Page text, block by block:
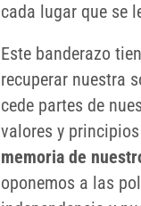
cada lugar que se
Este banderazo
recuperar nuestra
cede partes de
valores y
memoria de
oponemos a las